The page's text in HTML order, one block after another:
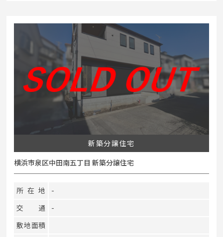
新築分譲住宅
横浜市泉区中田南五丁目 新築分譲住宅
所在地
-
交通
-
敷地面積